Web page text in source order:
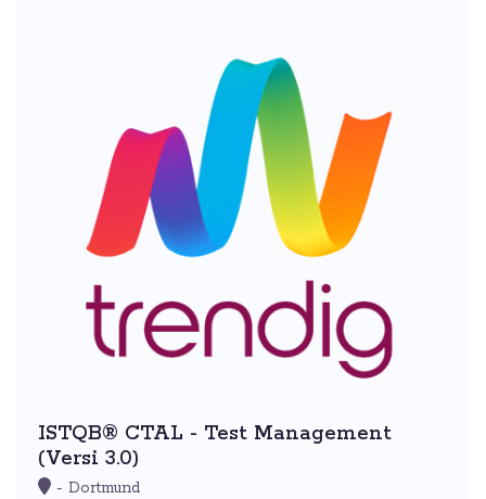
ISTQB® CTAL - Test Management
(Versi 3.0)
- Dortmund